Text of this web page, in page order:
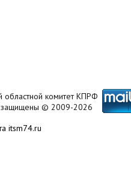
областной комитет КПРФ
защищены © 2009-2026
itsm74.ru